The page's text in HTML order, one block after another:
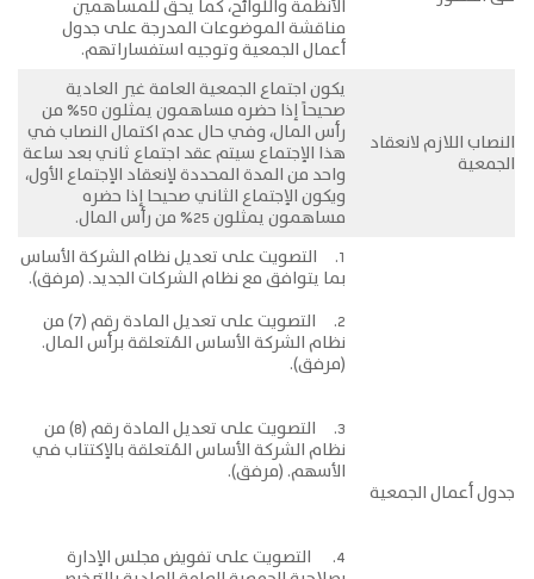
الأنظمة واللوائح، كما يحق للمساهمين
مناقشة الموضوعات المدرجة على جدول
أعمال الجمعية وتوجيه استفساراتهم.
النصاب اللازم لانعقاد
الجمعية
يكون اجتماع الجمعية العامة غير العادية
صحيحاً إذا حضره مساهمون يمثلون 50% من
رأس المال، وفي حال عدم اكتمال النصاب في
هذا الإجتماع سيتم عقد اجتماع ثاني بعد ساعة
واحد من المدة المحددة لإنعقاد الإجتماع الأول،
ويكون الإجتماع الثاني صحيحا إذا حضره
مساهمون يمثلون 25% من رأس المال.
جدول أعمال الجمعية
1. التصويت على تعديل نظام الشركة الأساس
بما يتوافق مع نظام الشركات الجديد. (مرفق).
2. التصويت على تعديل المادة رقم (7) من
نظام الشركة الأساس المُتعلقة برأس المال.
(مرفق).
3. التصويت على تعديل المادة رقم (8) من
نظام الشركة الأساس المُتعلقة بالإكتتاب في
الأسهم. (مرفق).
4. التصويت على تفويض مجلس الإدارة